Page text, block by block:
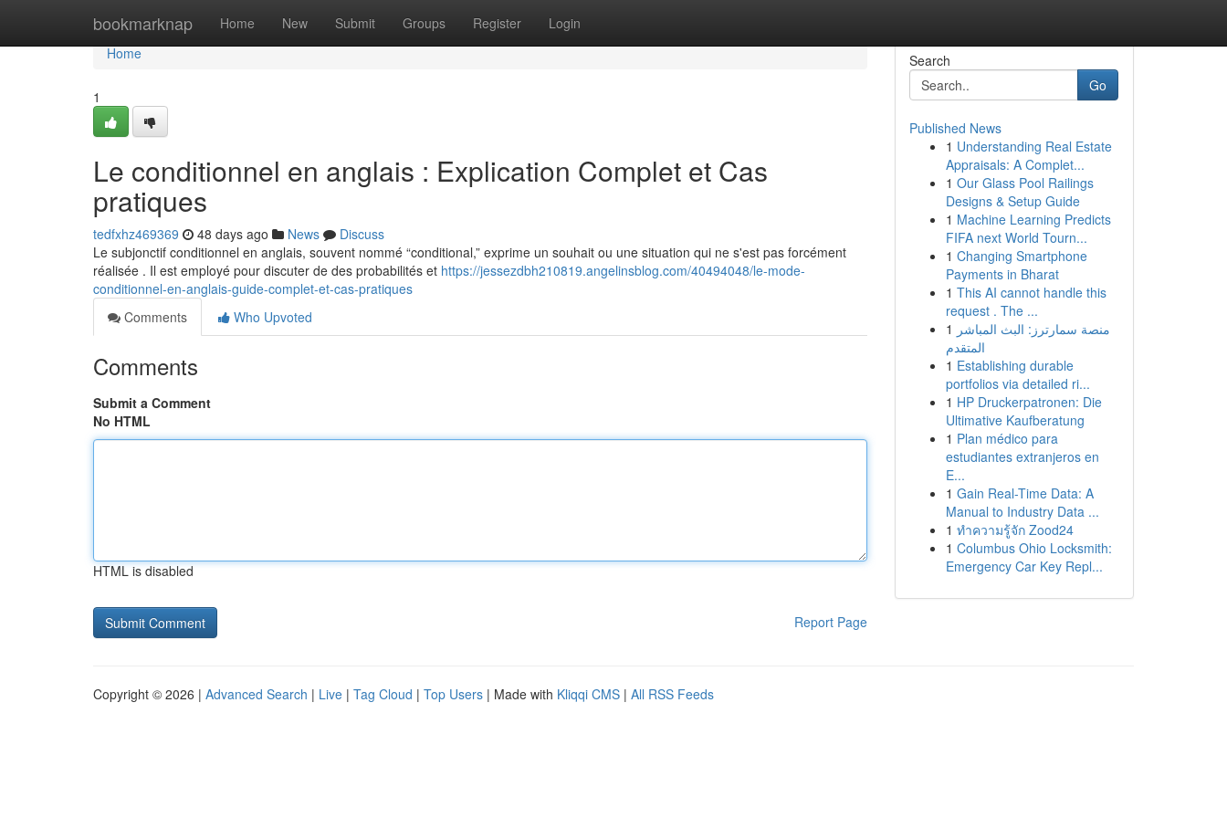
bookmarknap Home New Submit Groups Register Login
Home
Home
1
Le conditionnel en anglais : Explication Complet et Cas
pratiques
tedfxhz469369 48 days ago News
Discuss
Le subjonctif conditionnel en anglais, souvent nommé “conditional,” exprime un souhait ou une situation qui ne s'est pas forcément
réalisée . Il est employé pour discuter de des probabilités et https://jessezdbh210819.angelinsblog.com/40494048/le-mode-
conditionnel-en-anglais-guide-complet-et-cas-pratiques
Comments
Who Upvoted
Comments
Submit a Comment
No HTML
HTML is disabled
Report Page
Search
Go
Published News
1 Understanding Real Estate
Appraisals: A Complet...
1 Our Glass Pool Railings
Designs & Setup Guide
1 Machine Learning Predicts
FIFA next World Tourn...
1 Changing Smartphone
Payments in Bharat
1 This AI cannot handle this
request . The ...
1 منصة سمارترز: البث المباشر
المتقدم
1 Establishing durable
portfolios via detailed ri...
1 HP Druckerpatronen: Die
Ultimative Kaufberatung
1 Plan médico para
estudiantes extranjeros en
E...
1 Gain Real-Time Data: A
Manual to Industry Data ...
1 ทำความรู้จัก Zood24
1 Columbus Ohio Locksmith:
Emergency Car Key Repl...
Copyright © 2026 | Advanced Search | Live | Tag Cloud | Top Users | Made with Kliqqi CMS | All RSS Feeds